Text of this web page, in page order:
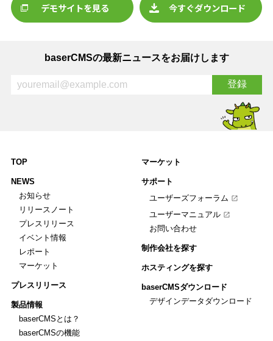
デモサイトを見る 今すぐダウンロード
baserCMSの最新ニュースをお届けします
TOP
NEWS
お知らせ
リリースノート
プレスリリース
イベント情報
レポート
マーケット
プレスリリース
製品情報
baserCMSとは？
baserCMSの機能
マーケット
サポート
ユーザーズフォーラム
ユーザーマニュアル
お問い合わせ
制作会社を探す
ホスティングを探す
baserCMSダウンロード
デザインデータダウンロード